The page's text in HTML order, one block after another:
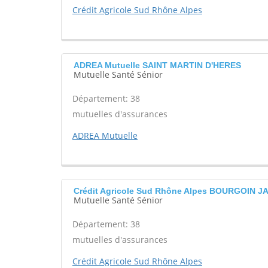
Crédit Agricole Sud Rhône Alpes
ADREA Mutuelle SAINT MARTIN D'HERES
Mutuelle Santé Sénior
Département: 38
mutuelles d'assurances
ADREA Mutuelle
Crédit Agricole Sud Rhône Alpes BOURGOIN
Mutuelle Santé Sénior
Département: 38
mutuelles d'assurances
Crédit Agricole Sud Rhône Alpes